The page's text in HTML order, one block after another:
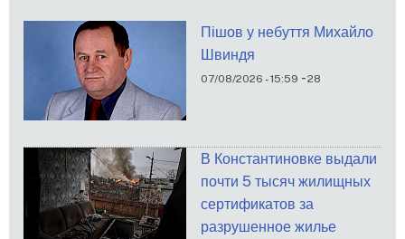
Пішов у небуття Михайло
Швиндя
07/08/2026 - 15:59 -28
В Константиновке выдали
почти 5 тысяч жилищных
сертификатов за
разрушенное жилье